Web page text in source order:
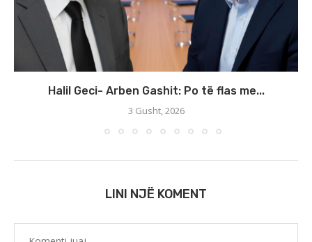
Halil Geci- Arben Gashit: Po të flas me...
3 Gusht, 2026
LINI NJË KOMENT